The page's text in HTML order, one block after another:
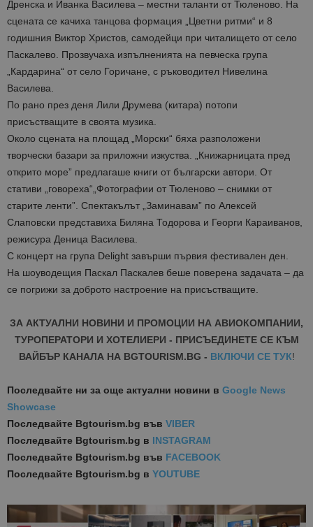
Дренска и Иванка Василева – местни таланти от Тюленово. На
сцената се качиха танцова формация „Цветни ритми“ и 8
годишния Виктор Христов, самодейци при читалището от село
Паскалево. Прозвучаха изпълненията на певческа група
„Кардарина“ от село Горичане, с ръководител Нивелина
Василева.
По рано през деня Лили Друмева (китара) потопи
присъстващите в своята музика.
Около сцената на площад „Морски“ бяха разположени
творчески базари за приложни изкуства. „Книжарницата пред
открито море” предлагаше книги от български автори. От
стативи „говореха“„Фотографии от Тюленово – снимки от
старите ленти”. Спектакълът „Заминавам” по Алексей
Слаповски представиха Биляна Тодорова и Георги Караиванов,
режисура Деница Василева.
С концерт на група Delight завърши първия фестивален ден.
На шоуводещия Паскал Паскалев беше поверена задачата – да
се погрижи за доброто настроение на присъстващите.
ЗА АКТУАЛНИ НОВИНИ И ПРОМОЦИИ НА АВИОКОМПАНИИ,
ТУРОПЕРАТОРИ И ХОТЕЛИЕРИ - ПРИСЪЕДИНЕТЕ СЕ КЪМ
ВАЙБЪР КАНАЛА НА BGTOURISM.BG - ВКЛЮЧИ СЕ ТУК!
Последвайте ни за още актуални новини в Google News
Showcase
Последвайте Bgtourism.bg във VIBER
Последвайте Bgtourism.bg в INSTAGRAM
Последвайте Bgtourism.bg във FACEBOOK
Последвайте Bgtourism.bg в YOUTUBE